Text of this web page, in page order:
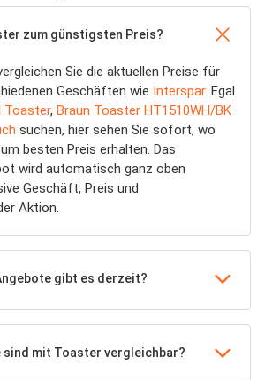
zum günstigsten Preis?
Sie die aktuellen Preise für
Geschäften wie Interspar. Egal
Toaster, Braun Toaster HT1510WH/BK
suchen, hier sehen Sie sofort, wo
besten Preis erhalten. Das
wird automatisch ganz oben
Geschäft, Preis und
Aktion.
gibt es derzeit?
sind mit Toaster vergleichbar?